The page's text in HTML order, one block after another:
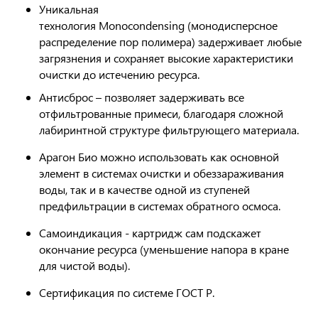
Уникальная
технология Monocondensing (монодисперсное
распределение пор полимера) задерживает любые
загрязнения и сохраняет высокие характеристики
очистки до истечению ресурса.
Антисброс – позволяет задерживать все
отфильтрованные примеси, благодаря сложной
лабиринтной структуре фильтрующего материала.
Арагон Био можно использовать как основной
элемент в системах очистки и обеззараживания
воды, так и в качестве одной из ступеней
предфильтрации в системах обратного осмоса.
Самоиндикация - картридж сам подскажет
окончание ресурса (уменьшение напора в кране
для чистой воды).
Сертификация по системе ГОСТ Р.